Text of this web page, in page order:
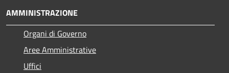
AMMINISTRAZIONE
Organi di Governo
Aree Amministrative
Uffici